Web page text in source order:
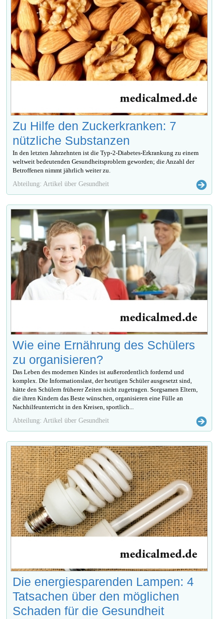
Zu Hilfe den Zuckerkranken: 7
nützliche Substanzen
In den letzten Jahrzehnten ist die Typ-2-Diabetes-Erkrankung zu einem
weltweit bedeutenden Gesundheitsproblem geworden; die Anzahl der
Betroffenen nimmt jährlich weiter zu.
Abteilung: Artikel über Gesundheit
Wie eine Ernährung des Schülers
zu organisieren?
Das Leben des modernen Kindes ist außerordentlich fordernd und
komplex. Die Informationslast, der heutigen Schüler ausgesetzt sind,
hätte den Schülern früherer Zeiten nicht zugetragen. Sorgsamen Eltern,
die ihren Kindern das Beste wünschen, organisieren eine Fülle an
Nachhilfeunterricht in den Kreisen, sportlich...
Abteilung: Artikel über Gesundheit
Die energiesparenden Lampen: 4
Tatsachen über den möglichen
Schaden für die Gesundheit